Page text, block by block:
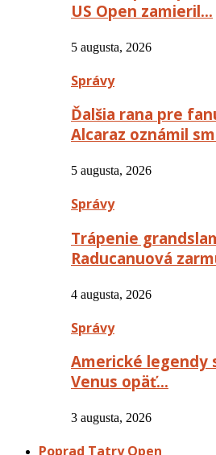
US Open zamieril…
5 augusta, 2026
Správy
Ďalšia rana pre
Alcaraz oznámil
5 augusta, 2026
Správy
Trápenie
Raducanuová
4 augusta, 2026
Správy
Americké legendy
Venus opäť…
3 augusta, 2026
Poprad Tatry Open